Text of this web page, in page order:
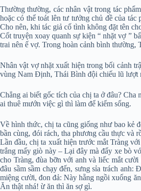
Thường thường, các nhân vật trong tác
hoặc có thể toát lên tư tưởng chủ đề của
Cho nên, khi tác giả cố tình không đặt tên
Cốt truyện xoay quanh sự kiện “ nhặt vợ ”
trai nên ế vợ. Trong hoàn cảnh bình thường,
Nhân vật vợ nhặt xuất hiện trong bối cảnh
vùng Nam Định, Thái Bình đội chiếu lũ lượt
Chẳng ai biết gốc tích của chị ta ở đâu?
ai thuê mướn việc gì thì làm để kiếm sống.
Về hình thức, chị ta cũng giống như bao kẻ
bần cùng, đói rách, tha phương cầu thực và
Lần đầu, chị ta xuất hiện trước mắt Tràng
trắng mấy giò này – Lại đây mà đẩy xe bò
cho Tràng, đùa bỡn với anh và liếc mắt
đâu sầm sầm chạy đến, sưng sỉa trách
miệng cười, đon đả: Này hẵng ngồi xuống
Ăn thật nhá! ừ ăn thì ăn sợ gì.